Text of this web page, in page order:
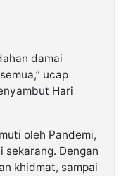
damai
ucap
Hari
oleh Pandemi,
sekarang. Dengan
khidmat, sampai